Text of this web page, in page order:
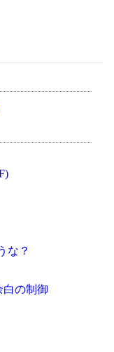
な？
白の制御